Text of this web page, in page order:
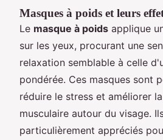
Masques à poids et leurs
Le masque à poids applique
sur les yeux, procurant une
relaxation semblable à celle
pondérée. Ces masques sont
réduire le stress et améliorer
musculaire autour du visage.
particulièrement appréciés